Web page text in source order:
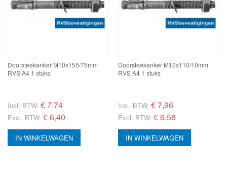
Doorsteekanker M10x155/75mm
RVS A4 1 stuks
Incl. BTW: €7,74
Excl. BTW: € 6,40
IN WINKELWAGEN
Doorsteekanker M12x110/10mm
RVS A4 1 stuks
Incl. BTW: €7,96
Excl. BTW: € 6,58
IN WINKELWAGEN